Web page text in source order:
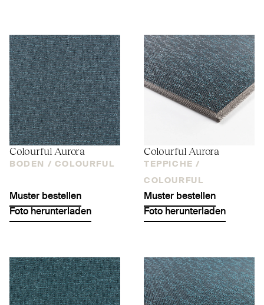
Colourful Aurora
BODEN / COLOURFUL
Muster bestellen
Foto herunterladen
Colourful Aurora
TEPPICHE /
COLOURFUL
Muster bestellen
Foto herunterladen